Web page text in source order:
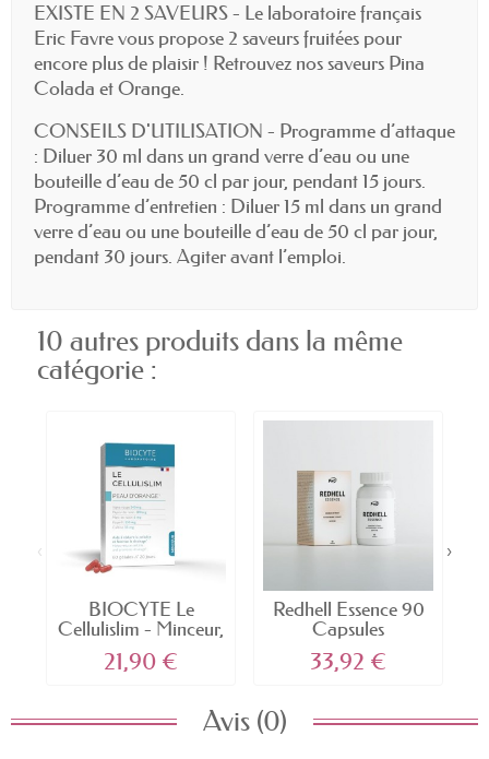
EXISTE EN 2 SAVEURS - Le laboratoire français
Eric Favre vous propose 2 saveurs fruitées pour
encore plus de plaisir ! Retrouvez nos saveurs Pina
Colada et Orange.
CONSEILS D'UTILISATION - Programme d’attaque
: Diluer 30 ml dans un grand verre d’eau ou une
bouteille d’eau de 50 cl par jour, pendant 15 jours.
Programme d’entretien : Diluer 15 ml dans un grand
verre d’eau ou une bouteille d’eau de 50 cl par jour,
pendant 30 jours. Agiter avant l’emploi.
10 autres produits dans la même
catégorie :
BIOCYTE Le
Cellulislim - Minceur,
Aide à...
21,90 €
Redhell Essence 90
Capsules
33,92 €
‹ ›
Avis (0)